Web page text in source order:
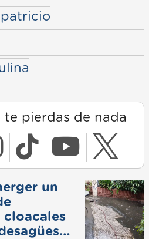
te pierdas de nada
un
cloacales